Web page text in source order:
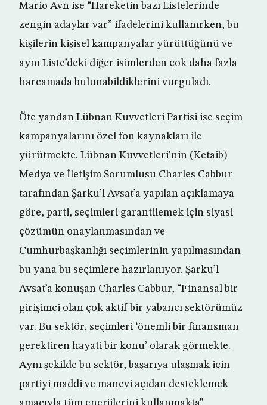
Mario Avn ise “Hareketin bazı Listelerinde
zengin adaylar var” ifadelerini kullanırken, bu
kişilerin kişisel kampanyalar yürüttüğünü ve
aynı Liste’deki diğer isimlerden çok daha fazla
harcamada bulunabildiklerini vurguladı.
Öte yandan Lübnan Kuvvetleri Partisi ise seçim
kampanyalarını özel fon kaynakları ile
yürütmekte. Lübnan Kuvvetleri’nin (Ketaib)
Medya ve İletişim Sorumlusu Charles Cabbur
tarafından Şarku’l Avsat’a yapılan açıklamaya
göre, parti, seçimleri garantilemek için siyasi
çözümün onaylanmasından ve
Cumhurbaşkanlığı seçimlerinin yapılmasından
bu yana bu seçimlere hazırlanıyor. Şarku’l
Avsat’a konuşan Charles Cabbur, “Finansal bir
girişimci olan çok aktif bir yabancı sektörümüz
var. Bu sektör, seçimleri ‘önemli bir finansman
gerektiren hayati bir konu’ olarak görmekte.
Aynı şekilde bu sektör, başarıya ulaşmak için
partiyi maddi ve manevi açıdan desteklemek